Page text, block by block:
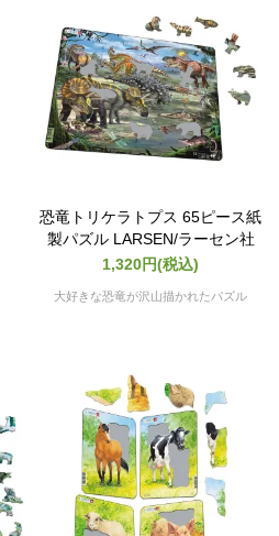
恐竜トリケラトプス 65ピース紙
製パズル LARSEN/ラーセン社
1,320円(税込)
大好きな恐竜が沢山描かれたパズル